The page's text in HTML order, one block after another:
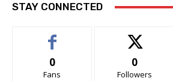
STAY CONNECTED
0
Fans
0
Followers